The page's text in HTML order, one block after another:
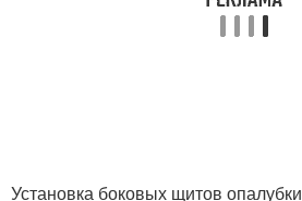
Установка боковых щитов опалубки